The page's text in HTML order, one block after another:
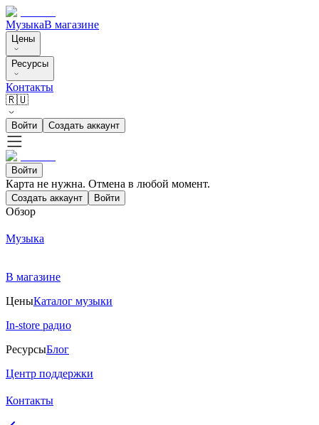
МузыкаВ магазине
Цены
Ресурсы
Контакты
🇷🇺
Войти Создать аккаунт
Войти
Карта не нужна. Отмена в любой момент.
Создать аккаунт Войти
Обзор
Музыка
В магазине
ЦеныКаталог музыки
In-store радио
РесурсыБлог
Центр поддержки
Контакты